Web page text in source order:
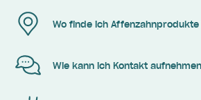
Wo finde ich Affenzahnprodukte
Wie kann ich Kontakt